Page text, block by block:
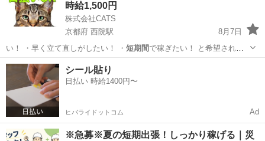
時給1,500円
株式会社CATS
京都府 西院駅
8月7日
い！ ・早く立て直しがしたい！ ・ 短期間 で稼ぎたい！ と希望される
方におスス…
京都 京都市 西院駅
シール貼り
日払い 時給1400円〜
ヒバライドットコム Ad
※急募※夏の短期出張！しっかり稼げる｜災